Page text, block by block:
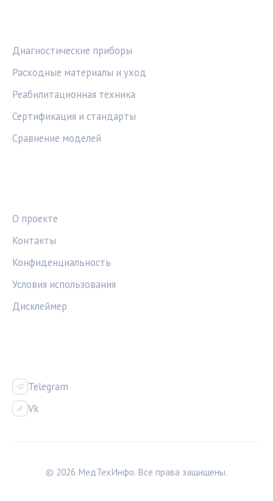
Диагностические приборы
Расходные материалы и уход
Реабилитационная техника
Сертификация и стандарты
Сравнение моделей
О проекте
Контакты
Конфиденциальность
Условия использования
Дисклеймер
Telegram
Vk
© 2026 МедТехИнфо. Все права защищены.